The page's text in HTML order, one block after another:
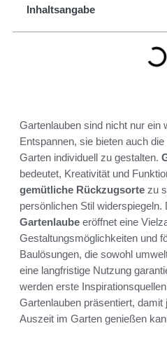
Inhaltsangabe
Gartenlauben sind nicht nur ein
Entspannen, sie bieten auch
Garten individuell zu gestalten.
bedeutet, Kreativität und
gemütliche Rückzugsorte zu
persönlichen Stil widerspiegeln.
Gartenlaube eröffnet eine
Gestaltungsmöglichkeiten und
Baulösungen, die sowohl
eine langfristige Nutzung
werden erste
Gartenlauben präsentiert, damit
Auszeit im Garten genießen